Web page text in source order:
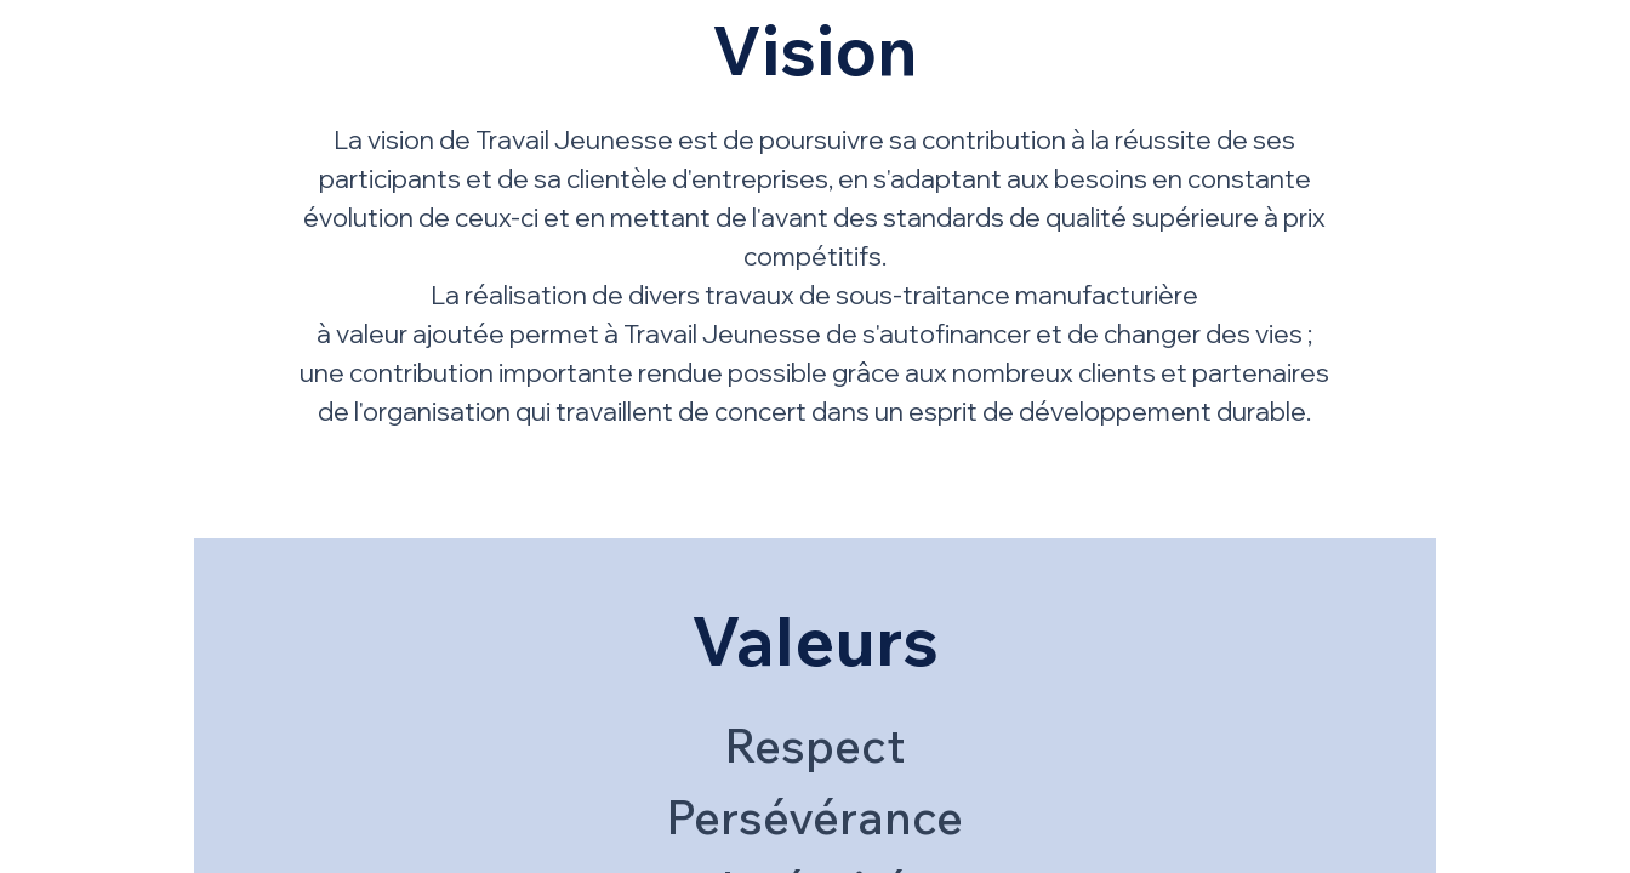
Vision
La vision de Travail Jeunesse est de poursuivre sa contribution à la réussite de ses
participants et de sa clientèle d'entreprises, en s'adaptant aux besoins en constante
évolution de ceux-ci et en mettant de l'avant des standards de qualité supérieure à prix
compétitifs.
La réalisation de divers travaux de sous-traitance manufacturière
à valeur ajoutée permet à Travail Jeunesse de s'autofinancer et de changer des vies ;
une contribution importante rendue possible grâce aux nombreux clients et partenaires
de l'organisation qui travaillent de concert dans un esprit de développement durable.
Valeurs
Respect
Persévérance